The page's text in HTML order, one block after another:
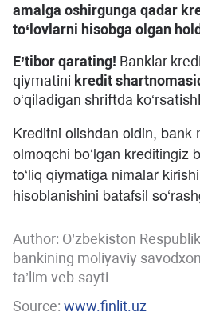
amalga oshirgunga qadar
to‘lovlarni hisobga olgan
E’tibor qarating! Banklar
qiymatini kredit
o‘qiladigan shriftda
Kreditni olishdan oldin, bank
olmoqchi bo‘lgan kreditingiz
to‘liq qiymatiga nimalar
hisoblanishini batafsil
Author: O’zbekiston
bankining moliyaviy
ta’lim veb-sayti
Source: www.finlit.uz